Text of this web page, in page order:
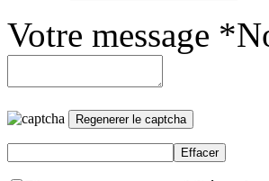
Votre message *